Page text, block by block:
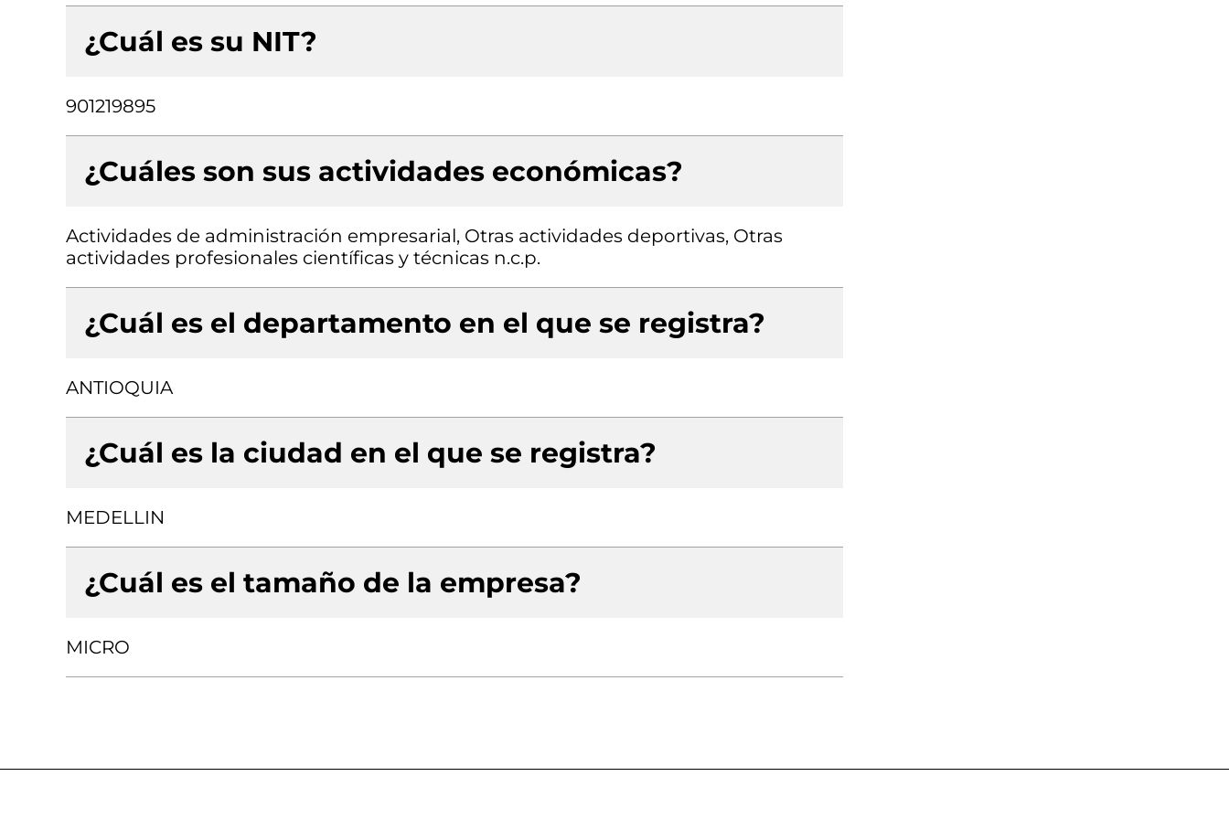
¿Cuál es su NIT?
901219895
¿Cuáles son sus actividades económicas?
Actividades de administración empresarial, Otras actividades deportivas, Otras
actividades profesionales científicas y técnicas n.c.p.
¿Cuál es el departamento en el que se registra?
ANTIOQUIA
¿Cuál es la ciudad en el que se registra?
MEDELLIN
¿Cuál es el tamaño de la empresa?
MICRO